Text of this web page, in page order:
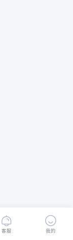
客服 我的